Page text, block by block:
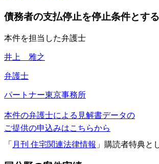
債務者の支払停止を停止条件とす
本件を担当した弁護士
井上 雅之
弁護士
パートナー東京事務所
本件の弁護士による見解書データの
ご提供の申込みはこちらから
「 月刊 住宅関連法律情報 」購読者特典と